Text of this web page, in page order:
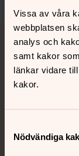
Vissa av våra
webbplatsen
analys och
samt kakor
länkar vidare
kakor.
Nödvändiga
Tillbaka till
Tillbaka till
Kontakt
Kalender